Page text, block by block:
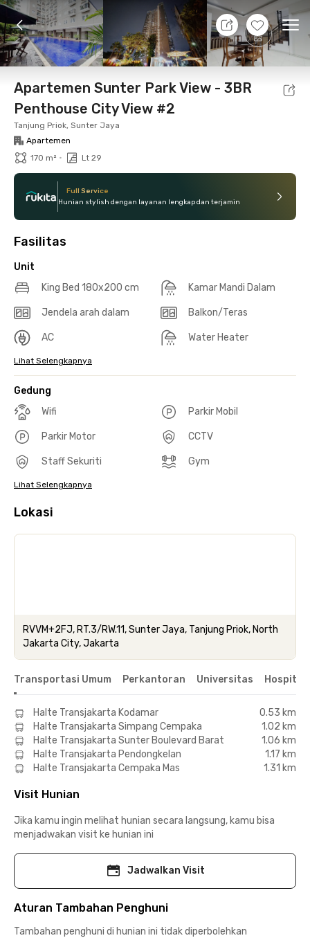
+26
8 Agt 26 - Belum tahu
Foto Fasilitas bersama Lokasi Aturan
Apartemen Sunter Park View - 3BR
Penthouse City View #2
Tanjung Priok, Sunter Jaya
Apartemen
170 m² • Lt 29
Full Service
Hunian stylish dengan layanan lengkap dan terjamin
Fasilitas
Unit
King Bed 180x200 cm
Kamar Mandi Dalam
Jendela arah dalam Balkon/Teras
AC Water Heater
Lihat Selengkapnya
Gedung
Wifi
Parkir Mobil
Parkir Motor CCTV
Staff Sekuriti Gym
Lihat Selengkapnya
Lokasi
RVVM+2FJ, RT.3/RW.11, Sunter Jaya, Tanjung Priok, North
Jakarta City, Jakarta
Transportasi Umum Perkantoran Universitas Hospital
Halte Transjakarta Kodamar
0.53 km
Halte Transjakarta Simpang Cempaka
1.02 km
Halte Transjakarta Sunter Boulevard Barat
1.06 km
Halte Transjakarta Pendongkelan
1.17 km
Halte Transjakarta Cempaka Mas
1.31 km
Visit Hunian
Jika kamu ingin melihat hunian secara langsung, kamu bisa
menjadwakan visit ke hunian ini
Jadwalkan Visit
Aturan Tambahan Penghuni
Tambahan penghuni di hunian ini tidak diperbolehkan